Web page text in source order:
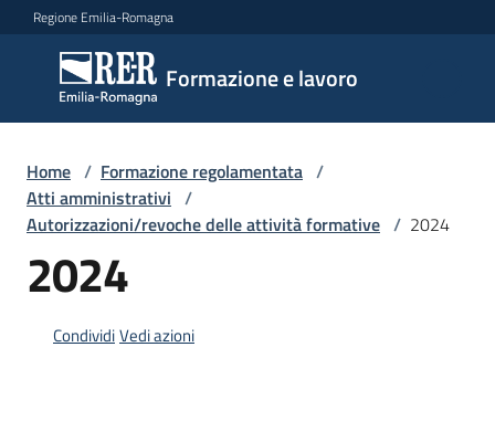
Vai al contenuto
Vai alla navigazione
Vai al footer
Regione Emilia-Romagna
Formazione e lavoro
Formazione
e lavoro
Argomenti
Novità
Home / Formazione regolamentata /
Atti amministrativi /
Autorizzazioni/revoche delle attività formative / 2024
2024
CondividiVedi azioni